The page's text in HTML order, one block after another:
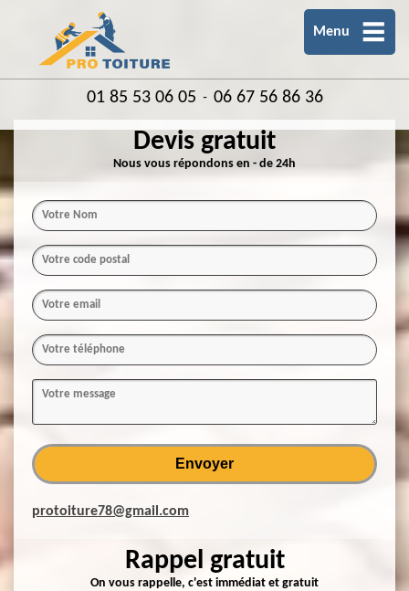
Menu
01 85 53 06 05 - 06 67 56 86 36
Devis gratuit
Nous vous répondons en - de 24h
protoiture78@gmail.com
Rappel gratuit
On vous rappelle, c'est immédiat et gratuit